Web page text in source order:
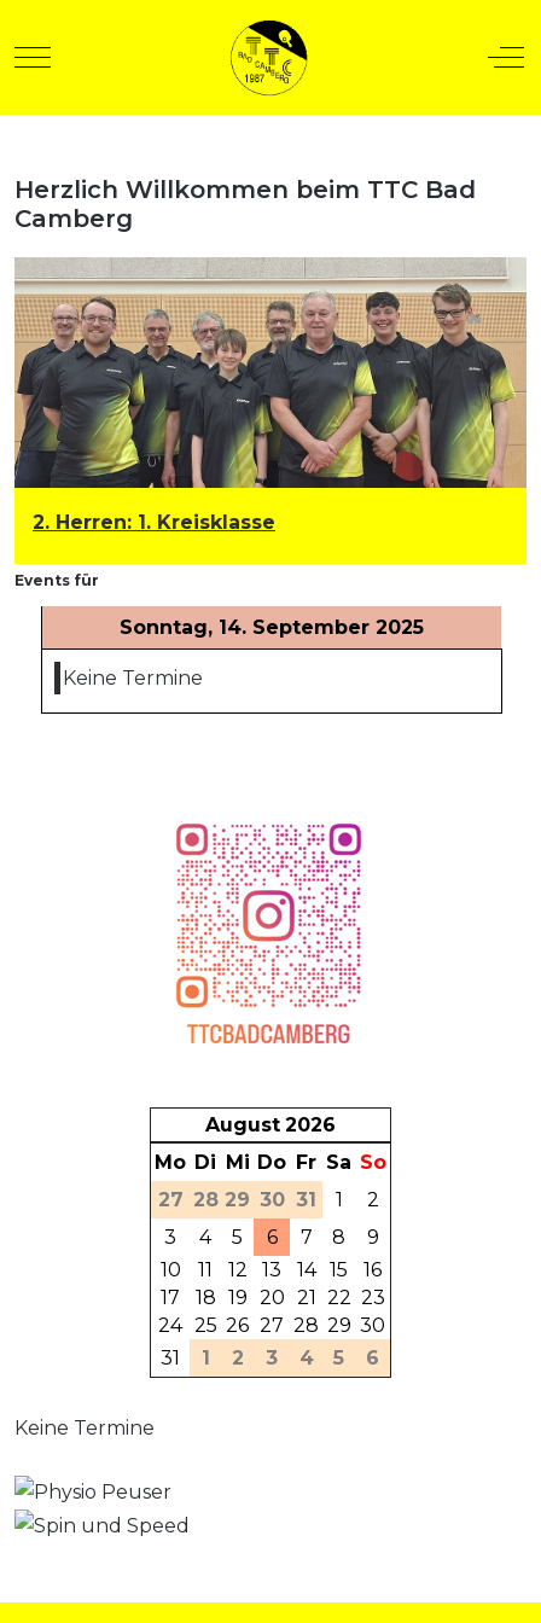
Mobile Menu Toggle
Herzlich Willkommen beim TTC Bad
Camberg
2. Herren: 1. Kreisklasse
Events für
Sonntag, 14. September 2025
Keine Termine
August 2026
Mo Di Mi Do Fr Sa So
27 28 29 30 31 1
2
3
4 5 6 7 8
9
10
11 12 13 14 15
16
17
18 19 20 21 22 23
24 25 26 27 28 29 30
31
1 2 3 4 5 6
Keine Termine
anzeigen